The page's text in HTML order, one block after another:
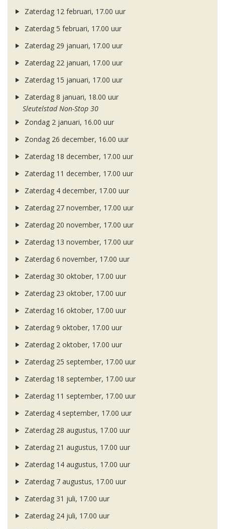
Zaterdag 12 februari, 17.00 uur
Zaterdag 5 februari, 17.00 uur
Zaterdag 29 januari, 17.00 uur
Zaterdag 22 januari, 17.00 uur
Zaterdag 15 januari, 17.00 uur
Zaterdag 8 januari, 18.00 uur
Sleutelstad Non-Stop 30
Zondag 2 januari, 16.00 uur
Zondag 26 december, 16.00 uur
Zaterdag 18 december, 17.00 uur
Zaterdag 11 december, 17.00 uur
Zaterdag 4 december, 17.00 uur
Zaterdag 27 november, 17.00 uur
Zaterdag 20 november, 17.00 uur
Zaterdag 13 november, 17.00 uur
Zaterdag 6 november, 17.00 uur
Zaterdag 30 oktober, 17.00 uur
Zaterdag 23 oktober, 17.00 uur
Zaterdag 16 oktober, 17.00 uur
Zaterdag 9 oktober, 17.00 uur
Zaterdag 2 oktober, 17.00 uur
Zaterdag 25 september, 17.00 uur
Zaterdag 18 september, 17.00 uur
Zaterdag 11 september, 17.00 uur
Zaterdag 4 september, 17.00 uur
Zaterdag 28 augustus, 17.00 uur
Zaterdag 21 augustus, 17.00 uur
Zaterdag 14 augustus, 17.00 uur
Zaterdag 7 augustus, 17.00 uur
Zaterdag 31 juli, 17.00 uur
Zaterdag 24 juli, 17.00 uur